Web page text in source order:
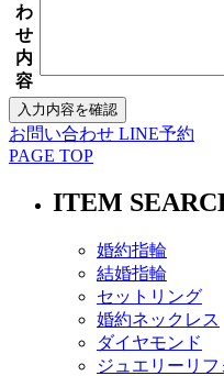
わ
せ
内
容
お問い合わせ LINE予約
PAGE TOP
ITEM
婚約指輪
結婚指輪
セットリング
婚約ネックレス
ダイヤモンド
ジュエリーリフ